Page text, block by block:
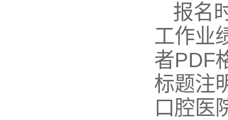
报名
工作业
者PDF
标题注
口腔医